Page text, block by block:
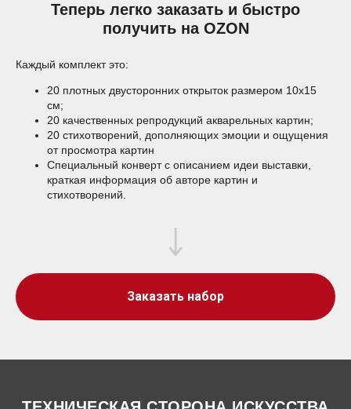
Теперь легко заказать и быстро
получить на OZON
Каждый комплект это:
20 плотных двусторонних открыток размером 10х15
см;
20 качественных репродукций акварельных картин;
20 стихотворений, дополняющих эмоции и ощущения
от просмотра картин
Специальный конверт с описанием идеи выставки,
краткая информация об авторе картин и
стихотворений.
Заказать набор